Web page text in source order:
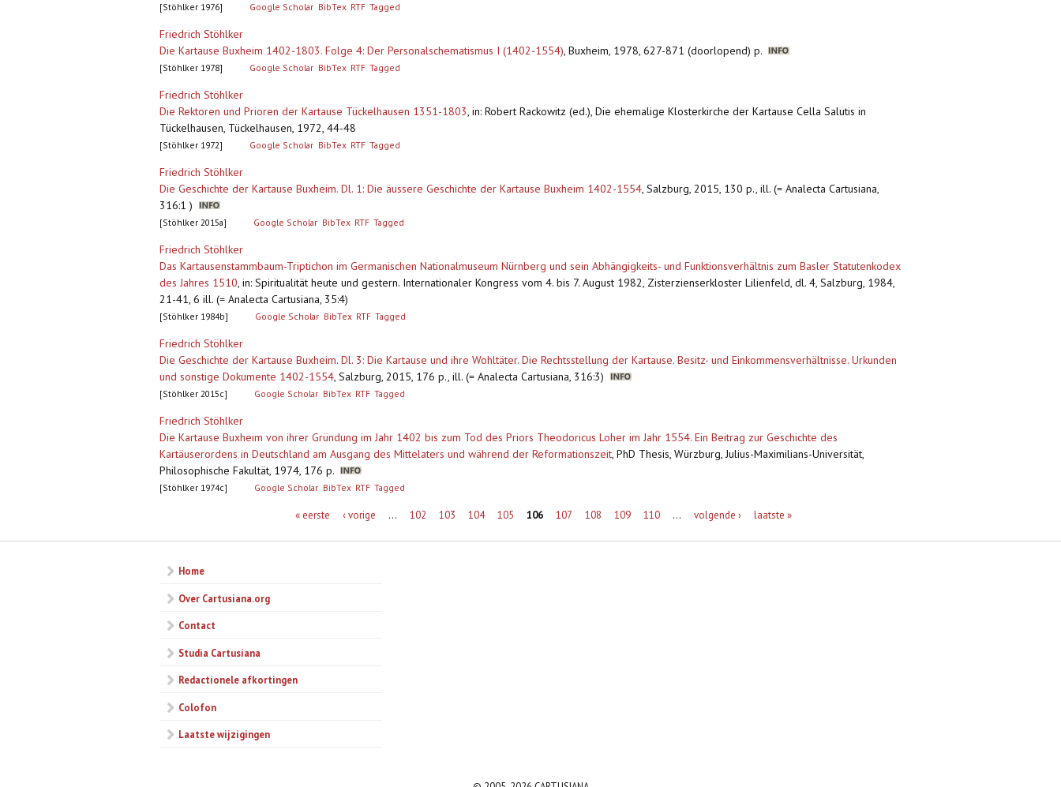
[Stöhlker 1976] Google Scholar BibTex RTF Tagged
Friedrich Stöhlker
Die Kartause Buxheim 1402-1803. Folge 4: Der Personalschematismus I (1402-1554), Buxheim, 1978, 627-871 (doorlopend) p.
[Stöhlker 1978] Google Scholar BibTex RTF Tagged
Friedrich Stöhlker
Die Rektoren und Prioren der Kartause Tückelhausen 1351-1803, in: Robert Rackowitz (ed.), Die ehemalige Klosterkirche der Kartause Cella Salutis in
Tückelhausen, Tückelhausen, 1972, 44-48
[Stöhlker 1972] Google Scholar BibTex RTF Tagged
Friedrich Stöhlker
Die Geschichte der Kartause Buxheim. Dl. 1: Die äussere Geschichte der Kartause Buxheim 1402-1554, Salzburg, 2015, 130 p., ill. (= Analecta Cartusiana,
316:1 )
[Stöhlker 2015a] Google Scholar BibTex RTF Tagged
Friedrich Stöhlker
Das Kartausenstammbaum-Triptichon im Germanischen Nationalmuseum Nürnberg und sein Abhängigkeits- und Funktionsverhältnis zum Basler Statutenkodex
des Jahres 1510, in: Spiritualität heute und gestern. Internationaler Kongress vom 4. bis 7. August 1982, Zisterzienserkloster Lilienfeld, dl. 4, Salzburg, 1984,
21-41, 6 ill. (= Analecta Cartusiana, 35:4)
[Stöhlker 1984b] Google Scholar BibTex RTF Tagged
Friedrich Stöhlker
Die Geschichte der Kartause Buxheim. Dl. 3: Die Kartause und ihre Wohltäter. Die Rechtsstellung der Kartause. Besitz- und Einkommensverhältnisse. Urkunden
und sonstige Dokumente 1402-1554, Salzburg, 2015, 176 p., ill. (= Analecta Cartusiana, 316:3)
[Stöhlker 2015c] Google Scholar BibTex RTF Tagged
Friedrich Stöhlker
Die Kartause Buxheim von ihrer Gründung im Jahr 1402 bis zum Tod des Priors Theodoricus Loher im Jahr 1554. Ein Beitrag zur Geschichte des
Kartäuserordens in Deutschland am Ausgang des Mittelaters und während der Reformationszeit, PhD Thesis, Würzburg, Julius-Maximilians-Universität,
Philosophische Fakultät, 1974, 176 p.
[Stöhlker 1974c] Google Scholar BibTex RTF Tagged
« eerste ‹ vorige … 102 103 104 105 106 107 108 109 110 … volgende › laatste »
Home
Over Cartusiana.org
Contact
Studia Cartusiana
Redactionele afkortingen
Colofon
Laatste wijzigingen